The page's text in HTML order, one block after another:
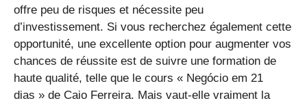
offre peu de risques et nécessite peu
d’investissement. Si vous recherchez également cette
opportunité, une excellente option pour augmenter vos
chances de réussite est de suivre une formation de
haute qualité, telle que le cours « Negócio em 21
dias » de Caio Ferreira. Mais vaut-elle vraiment la